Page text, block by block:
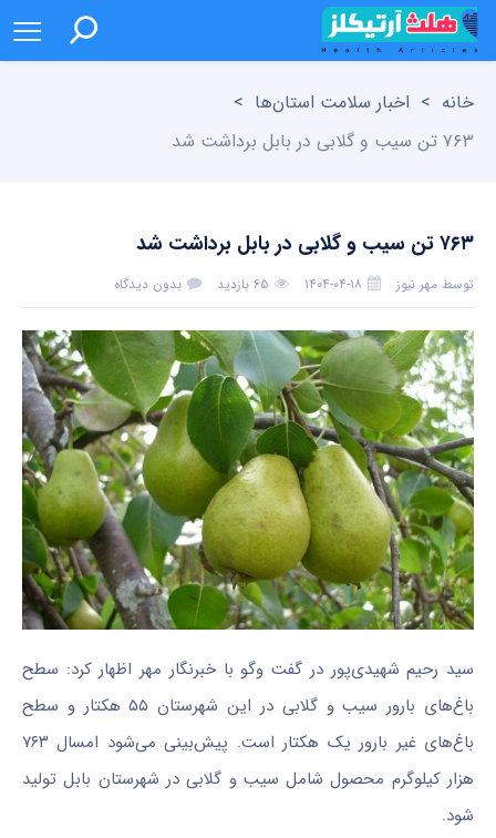
خانه > اخبار سلامت استان‌ها >
۷۶۳ تن سیب و گلابی در بابل برداشت شد
۷۶۳ تن سیب و گلابی در بابل برداشت شد
توسط مهر نیوز ۱۴۰۴-۰۴-۱۸ ۶۵ بازدید بدون دیدگاه
سید رحیم شهیدی‌پور در گفت وگو با خبرنگار مهر اظهار کرد: سطح
باغ‌های بارور سیب و گلابی در این شهرستان ۵۵ هکتار و سطح
باغ‌های غیر بارور یک هکتار است. پیش‌بینی می‌شود امسال ۷۶۳
هزار کیلوگرم محصول شامل سیب و گلابی در شهرستان بابل تولید
شود.